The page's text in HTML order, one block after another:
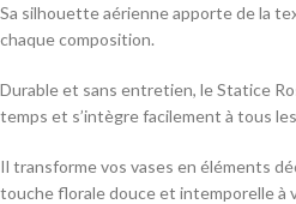
Sa silhouette aérienne apporte de la
chaque composition.
Durable et sans entretien, le Statice
temps et s’intègre facilement à tous
Il transforme vos vases en éléments
touche florale douce et intemporelle à